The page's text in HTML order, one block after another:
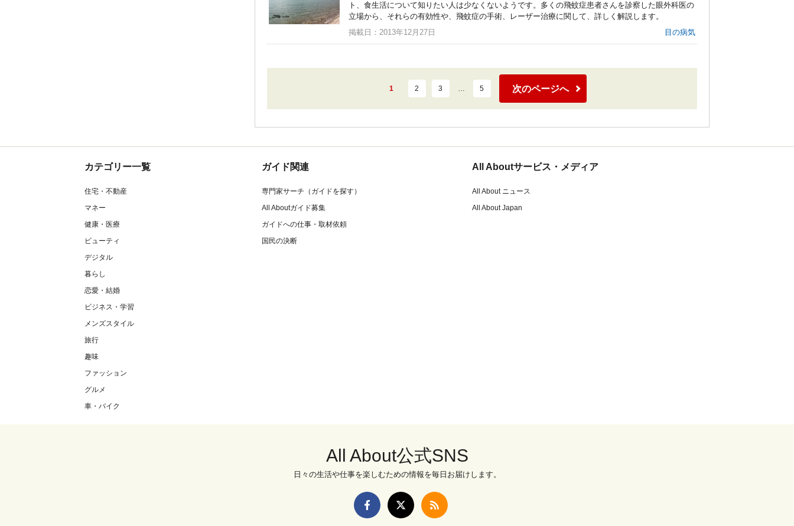
ト、食生活について知りたい人は少なくないようです。多くの飛蚊症患者さんを診察した眼外科医の
立場から、それらの有効性や、飛蚊症の手術、レーザー治療に関して、詳しく解説します。
掲載日：2013年12月27日
目の病気
1 2 3 … 5 次のページへ
カテゴリー一覧
住宅・不動産
マネー
健康・医療
ビューティ
デジタル
暮らし
恋愛・結婚
ビジネス・学習
メンズスタイル
旅行
趣味
ファッション
グルメ
車・バイク
ガイド関連
専門家サーチ（ガイドを探す）
All Aboutガイド募集
ガイドへの仕事・取材依頼
国民の決断
All Aboutサービス・メディア
All About ニュース
All About Japan
All About公式SNS
日々の生活や仕事を楽しむための情報を毎日お届けします。